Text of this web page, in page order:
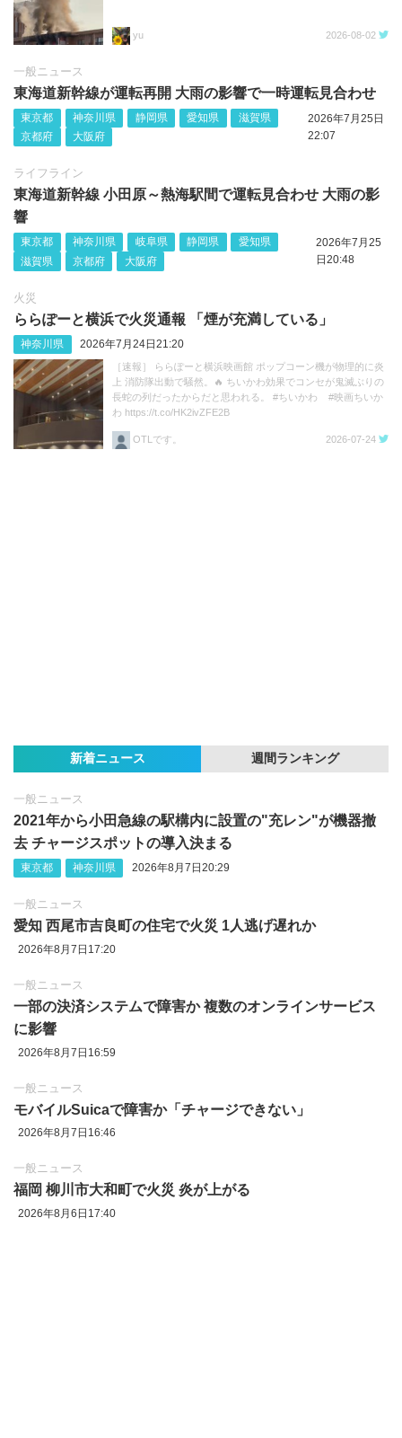
yu 2026-08-02
一般ニュース
東海道新幹線が運転再開 大雨の影響で一時運転見合わせ
東京都 神奈川県 静岡県 愛知県
滋賀県
京都府
大阪府
2026年7月25日
22:07
ライフライン
東海道新幹線 小田原～熱海駅間で運転見合わせ 大雨の影
響
東京都 神奈川県 岐阜県 静岡県
愛知県
滋賀県
京都府 大阪府
2026年7月25
日20:48
火災
ららぽーと横浜で火災通報 「煙が充満している」
神奈川県 2026年7月24日21:20
［速報］ ららぽーと横浜映画館 ポップコーン機が物理的に炎
上 消防隊出動で騒然。🔥 ちいかわ効果でコンセが鬼滅ぶりの
長蛇の列だったからだと思われる。 #ちいかわ #映画ちいか
わ https://t.co/HK2ivZFE2B
OTLです。 2026-07-24
新着ニュース 週間ランキング
一般ニュース
2021年から小田急線の駅構内に設置の"充レン"が機器撤
去 チャージスポットの導入決まる
東京都 神奈川県 2026年8月7日20:29
一般ニュース
愛知 西尾市吉良町の住宅で火災 1人逃げ遅れか
2026年8月7日17:20
一般ニュース
一部の決済システムで障害か 複数のオンラインサービス
に影響
2026年8月7日16:59
一般ニュース
モバイルSuicaで障害か「チャージできない」
2026年8月7日16:46
一般ニュース
福岡 柳川市大和町で火災 炎が上がる
2026年8月6日17:40